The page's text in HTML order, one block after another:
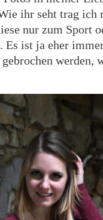
ihr seht trag ich
nur zum Sport
Es ist ja eher
gebrochen